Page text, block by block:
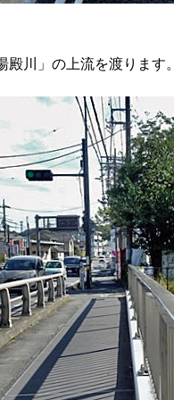
殿川」の上流を渡ります。